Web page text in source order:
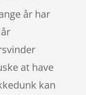
år har
at have
kan